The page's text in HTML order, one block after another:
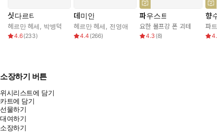
싯다르타
헤르만 헤세 박병덕
4.6(233)
데미안
헤르만 헤세 전영애
4.4 (266)
파우스트
요한 볼프강 폰 괴테
4.3 (8)
향
파
소장하기 버튼
위시리스트에 담기
카트에 담기
선물하기
대여하기
소장하기